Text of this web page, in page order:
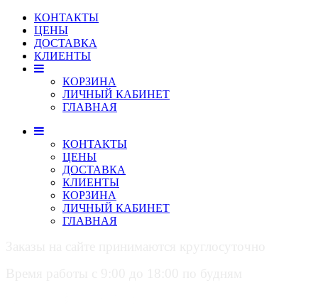
КОНТАКТЫ
ЦЕНЫ
ДОСТАВКА
КЛИЕНТЫ
КОРЗИНА
ЛИЧНЫЙ КАБИНЕТ
ГЛАВНАЯ
КОНТАКТЫ
ЦЕНЫ
ДОСТАВКА
КЛИЕНТЫ
КОРЗИНА
ЛИЧНЫЙ КАБИНЕТ
ГЛАВНАЯ